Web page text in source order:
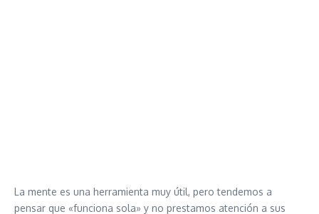
La mente es una herramienta muy útil, pero tendemos a
pensar que «funciona sola» y no prestamos atención a sus